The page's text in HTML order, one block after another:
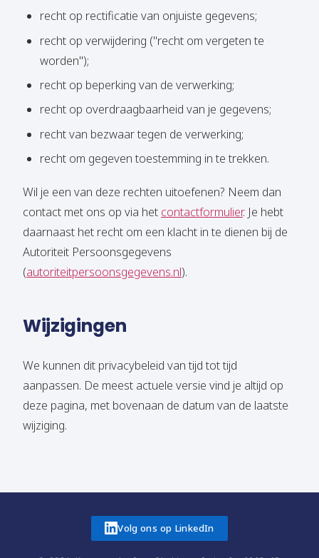
recht op rectificatie van onjuiste gegevens;
recht op verwijdering ("recht om vergeten te
worden");
recht op beperking van de verwerking;
recht op overdraagbaarheid van je gegevens;
recht van bezwaar tegen de verwerking;
recht om gegeven toestemming in te trekken.
Wil je een van deze rechten uitoefenen? Neem dan
contact met ons op via het contactformulier. Je hebt
daarnaast het recht om een klacht in te dienen bij de
Autoriteit Persoonsgegevens
(autoriteitpersoonsgegevens.nl).
Wijzigingen
We kunnen dit privacybeleid van tijd tot tijd
aanpassen. De meest actuele versie vind je altijd op
deze pagina, met bovenaan de datum van de laatste
wijziging.
Volg ons op LinkedIn